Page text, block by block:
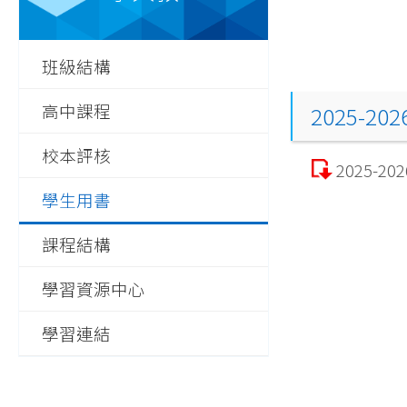
2025-
2025-
班級結構
高中課程
校本評核
學生用書
課程結構
學習資源中心
學習連結